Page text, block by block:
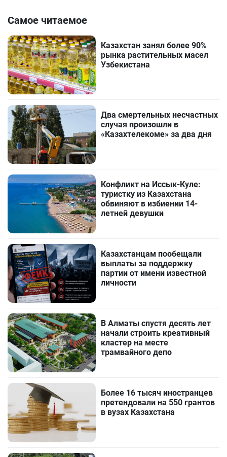
Самое читаемое
Казахстан занял более 90%
рынка растительных масел
Узбекистана
Два смертельных несчастных
случая произошли в
«Казахтелекоме» за два дня
Конфликт на Иссык-Куле:
туристку из Казахстана
обвиняют в избиении 14-
летней девушки
Казахстанцам пообещали
выплаты за поддержку
партии от имени известной
личности
В Алматы спустя десять лет
начали строить креативный
кластер на месте
трамвайного депо
Более 16 тысяч иностранцев
претендовали на 550 грантов
в вузах Казахстана